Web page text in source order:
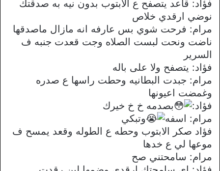
فؤاد: قاعد يتصفح ع الابتوب بدون نيه به صدقتك
نوضي ارقدي خلاص
مرام: فرحت شوي بس عارفه انه مازال ماصدقها
ناضت ونحت لبست الصلاه وجت قعدت جنبه ف
السرير
فؤاد: يتصفح ولا على باله
مرام: جبدت البطانيه وحطت راسها ع صدره
وغمضت اعيونها
فؤاد:
بصدمه خ خ خيرك
مرام: اسفه
وتبكي
فؤاد صكر الابتوب وحطه ع الطوله وقعد يمسح ف
موعها لي ع خدها
مرام: سامحتني صح